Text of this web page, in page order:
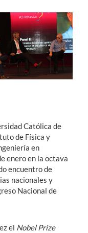
Católica de
de Física y
en
enero en la octava
encuentro de
nacionales y
Nacional de
el Nobel Prize